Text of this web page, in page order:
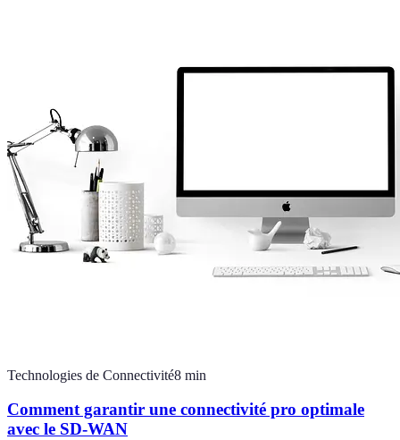
Technologies de Connectivité8 min
Comment garantir une connectivité pro optimale
avec le SD-WAN